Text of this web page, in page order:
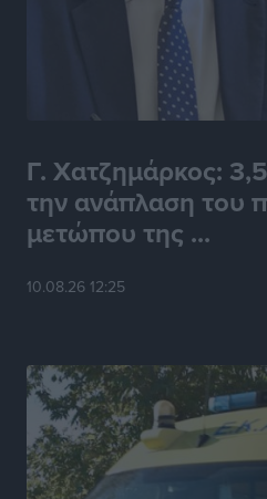
Γ. Χατζημάρκος:
την ανάπλαση του
μετώπου της ...
10.08.26 12:25